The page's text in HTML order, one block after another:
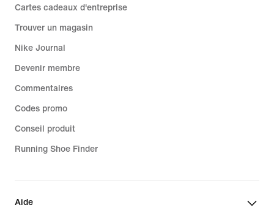
Cartes cadeaux d'entreprise
Trouver un magasin
Nike Journal
Devenir membre
Commentaires
Codes promo
Conseil produit
Running Shoe Finder
Aide